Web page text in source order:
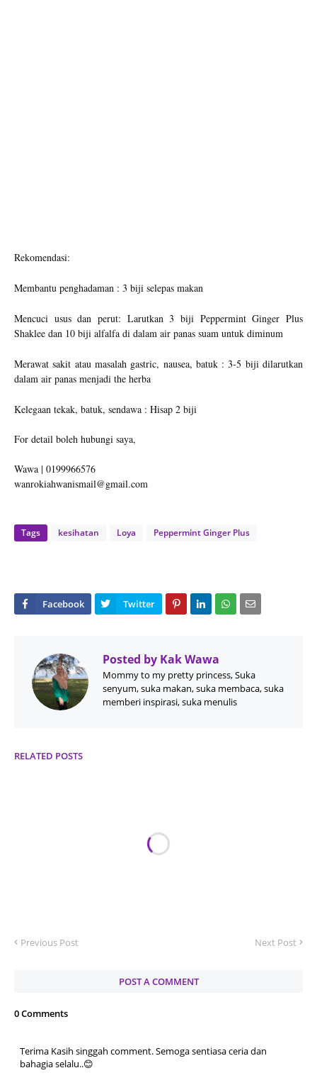
Rekomendasi:
Membantu penghadaman : 3 biji selepas makan
Mencuci usus dan perut: Larutkan 3 biji Peppermint Ginger Plus
Shaklee dan 10 biji alfalfa di dalam air panas suam untuk diminum
Merawat sakit atau masalah gastric, nausea, batuk : 3-5 biji dilarutkan
dalam air panas menjadi the herba
Kelegaan tekak, batuk, sendawa : Hisap 2 biji
For detail boleh hubungi saya,
Wawa | 0199966576
wanrokiahwanismail@gmail.com
Tags kesihatan Loya Peppermint Ginger Plus
Posted by Kak Wawa
Mommy to my pretty princess, Suka
senyum, suka makan, suka membaca, suka
memberi inspirasi, suka menulis
RELATED POSTS
Previous Post Next Post
POST A COMMENT
0 Comments
Terima Kasih singgah comment. Semoga sentiasa ceria dan
bahagia selalu..😊